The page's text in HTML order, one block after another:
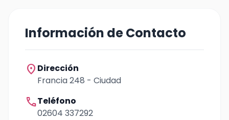
Información de Contacto
location_on Dirección
Francia 248 - Ciudad
callTeléfono
02604 337292